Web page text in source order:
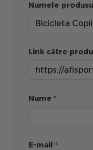
Numele
Link către
Nume
E-mail